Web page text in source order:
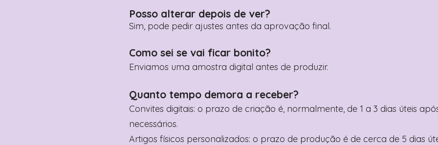
Posso alterar depois de ver?
Sim, pode pedir ajustes antes da aprovação final.
Como sei se vai ficar bonito?
Enviamos uma amostra digital antes de produzir.
Quanto tempo demora a receber?
Convites digitais: o prazo de criação é, normalmente, de 1 a 3 dias úteis
necessários.
Artigos físicos personalizados: o prazo de produção é de cerca de 5 dias